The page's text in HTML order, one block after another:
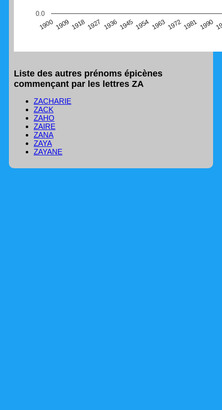
1900 1909 1918 1927 1936 1945 1954 1963 19721981 1990
0.0
navigateur Safari en ce moment)
Liste des autres prénoms épicènes
commençant par les lettres ZA
ZACHARIE
ZACK
ZAHO
ZAIRE
ZANA
ZAYA
ZAYANE